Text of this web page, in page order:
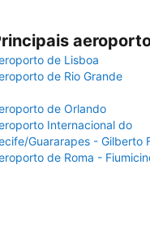
de Lisboa
de Rio Grande
de Orlando
Internacional do
Guararapes - Gilberto
de Roma -